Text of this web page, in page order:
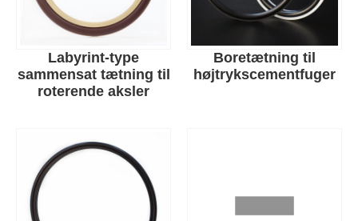
Labyrint-type
sammensat tætning til
roterende aksler
Boretætning til
højtrykscementfuger